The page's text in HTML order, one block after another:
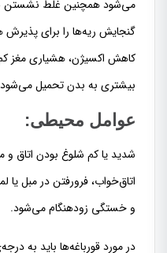
می‌شود همچنین غلط نشستن
گنجایش ریه‌ها را برای
کاهش اکسیژن، هشیاری مغز
بیشتری به بدن تحمیل
عوامل محیطی:
شدید یا کم شلوغ بودن اتاق و
اتاق‌خواب، فرورفتن در مبل
و خستگی زودهنگام می‌شود.
در مورد قورباغه‌ها باید به